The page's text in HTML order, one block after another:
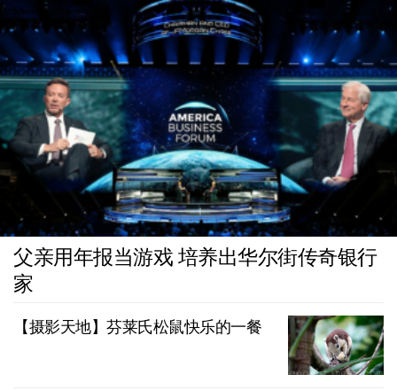
父亲用年报当游戏 培养出华尔街传奇银行
家
【摄影天地】芬莱氏松鼠快乐的一餐